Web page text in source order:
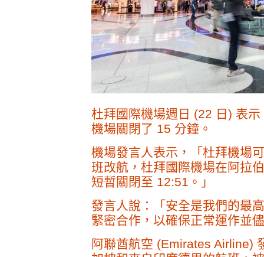
杜拜國際機場週日 (22 日) 表
機場關閉了 15 分鐘。
機場發言人表示，「杜拜機場
班改航，杜拜國際機場在阿拉
短暫關閉至 12:51。」
發言人說：「安全是我們的最
緊密合作，以確保正常運作並
阿聯酋航空 (Emirates Airline)